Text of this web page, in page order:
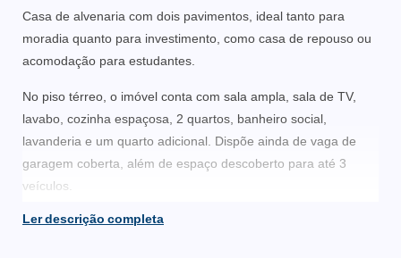
Casa de alvenaria com dois pavimentos, ideal tanto para
moradia quanto para investimento, como casa de repouso ou
acomodação para estudantes.
No piso térreo, o imóvel conta com sala ampla, sala de TV,
lavabo, cozinha espaçosa, 2 quartos, banheiro social,
lavanderia e um quarto adicional. Dispõe ainda de vaga de
garagem coberta, além de espaço descoberto para até 3
veículos.
No segundo pavimento, são 3 quartos, sendo 1 demi-suíte,
Ler descrição completa